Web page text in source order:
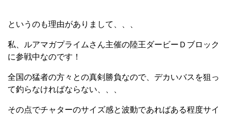
というのも理由がありまして、、、
私、ルアマガプライムさん主催の陸王ダービーＤブロック
に参戦中なのです！
全国の猛者の方々との真剣勝負なので、デカいバスを狙っ
て釣らなければならない、、、
その点でチャターのサイズ感と波動であればある程度サイ